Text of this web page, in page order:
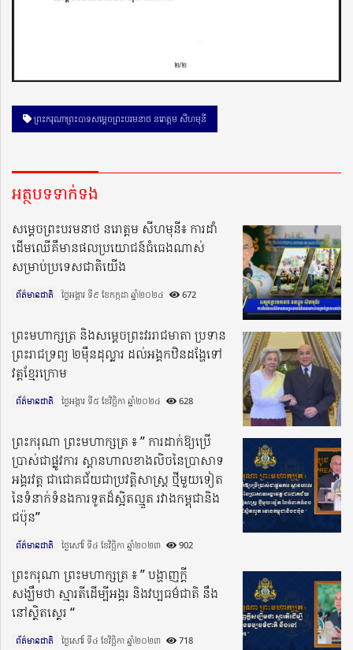
ព្រះករុណាព្រះបាទសម្តេចព្រះបរមនាថ នរោត្តម សីហមុនី
អត្ថបទទាក់ទង
សម្ដេចព្រះបរមនាថ នរោត្ដម សីហមុនី៖ ការដាំ
ដើមឈើគឺមានផលប្រយោជន៍ធំធេងណាស់
សម្រាប់ប្រទេសជាតិយើង
ព័ត៌មានជាតិ ថ្ងៃអង្គារ ទី៩ ខែកក្កដា ឆ្នាំ២០២៤​ 672
ព្រះមហាក្សត្រ និងសម្តេចព្រះវររាជមាតា ប្រទាន
ព្រះរាជទ្រព្យ ២ម៉ឺនដុល្លារ ដល់អង្គកឋិនដង្ហែទៅ
វត្តខ្មែរក្រោម
ព័ត៌មានជាតិ ថ្ងៃអង្គារ ទី៥ ខែវិច្ឆិកា ឆ្នាំ២០២៤​ 628
ព្រះករុណា ព្រះមហាក្សត្រ ៖ ” ការដាក់ឱ្យប្រើ
ប្រាស់ជាផ្លូវការ ស្ពានហាលខាងលិចនៃប្រាសាទ
អង្គរវត្ត ជាជោគជ័យជាប្រវត្តិសាស្ត្រ ថ្មីមួយទៀត
នៃទំនាក់ទំនងការទូតដ៏ស្អិតល្មួត រវាងកម្ពុជានិង
ជប៉ុន”
ព័ត៌មានជាតិ ថ្ងៃសៅរ៍ ទី៤ ខែវិច្ឆិកា ឆ្នាំ២០២៣​ 902
ព្រះករុណា ព្រះមហាក្សត្រ ៖ ” បង្ហាញក្តី
សង្ឃឹមថា ស្មារតីដើម្បីអង្គរ និងវប្បធម៌ជាតិ នឹង
នៅស្ថិតស្ថេរ “
ព័ត៌មានជាតិ ថ្ងៃសៅរ៍ ទី៤ ខែវិច្ឆិកា ឆ្នាំ២០២៣​ 718